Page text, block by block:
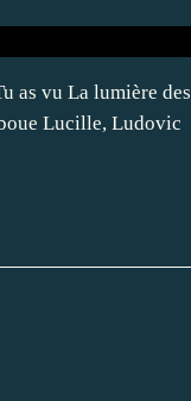
as vu La lumière des
Lucille, Ludovic